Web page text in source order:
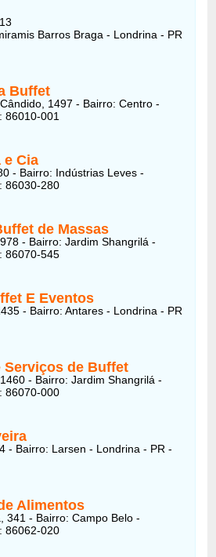
Barros Braga - Londrina - PR
Buffet
1497 - Bairro: Centro -
86010-001
e Cia
- Bairro: Indústrias Leves -
86030-280
de Massas
- Bairro: Jardim Shangrilá -
86070-545
E Eventos
- Bairro: Antares - Londrina - PR
Serviços de Buffet
- Bairro: Jardim Shangrilá -
86070-000
- Bairro: Larsen - Londrina - PR -
Alimentos
341 - Bairro: Campo Belo -
86062-020